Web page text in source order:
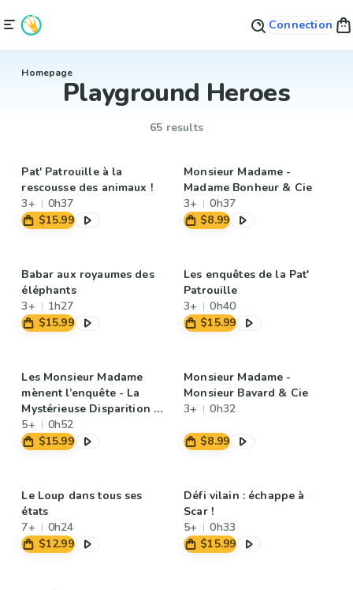
Connection
Homepage
Playground Heroes
65 results
Pat' Patrouille à la
rescousse des animaux !
3+
0h37
$15.99
Monsieur Madame -
Madame Bonheur & Cie
3+
0h37
$8.99
Babar aux royaumes des
éléphants
3+
1h27
$15.99
Les enquêtes de la Pat'
Patrouille
3+
0h40
$15.99
Les Monsieur Madame
mènent l’enquête - La
Mystérieuse Disparition du
chapeau de Madame
Beauté
5+
0h52
$15.99
Monsieur Madame -
Monsieur Bavard & Cie
3+
0h32
$8.99
Le Loup dans tous ses
états
7+
0h24
$12.99
Défi vilain : échappe à
Scar !
5+
0h33
$15.99